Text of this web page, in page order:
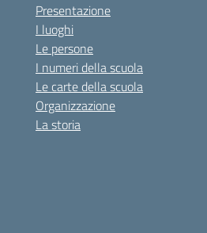
Presentazione
I luoghi
Le persone
I numeri della scuola
Le carte della scuola
Organizzazione
La storia